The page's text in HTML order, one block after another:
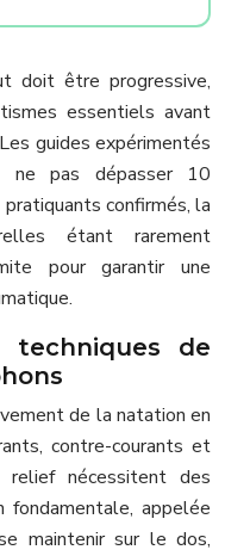
doit être progressive,
essentiels avant
guides expérimentés
ne pas dépasser 10
confirmés, la
étant rarement
pour garantir une
de
de la natation en
contre-courants et
relief nécessitent des
fondamentale, appelée
maintenir sur le dos,